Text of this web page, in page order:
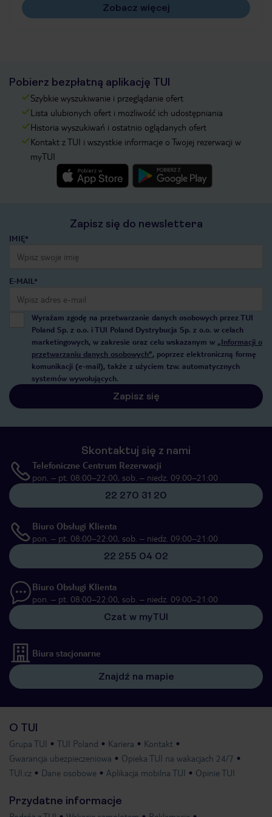
Zobacz więcej
Pobierz bezpłatną aplikację TUI
Szybkie wyszukiwanie i przeglądanie ofert
Lista ulubionych ofert i możliwość ich udostępniania
Historia wyszukiwań i ostatnio oglądanych ofert
Kontakt z TUI i wszystkie informacje o Twojej rezerwacji w
myTUI
Zapisz się do newslettera
IMIĘ*
E-MAIL*
Wyrażam zgodę na przetwarzanie danych osobowych przez TUI
Poland Sp. z o.o. i TUI Poland Dystrybucja Sp. z o.o. w celach
marketingowych, w zakresie oraz celu wskazanym w „Informacji o
przetwarzaniu danych osobowych”, poprzez elektroniczną formę
komunikacji (e-mail), także z użyciem tzw. automatycznych
systemów wywołujących.
Zapisz się
Skontaktuj się z nami
Telefoniczne Centrum Rezerwacji
pon. – pt. 08:00–22:00, sob. – niedz. 09:00–21:00
22 270 31 20
Biuro Obsługi Klienta
pon. – pt. 08:00–22:00, sob. – niedz. 09:00–21:00
22 255 04 02
Biuro Obsługi Klienta
pon. – pt. 08:00–22:00, sob. – niedz. 09:00–21:00
Czat w myTUI
Biura stacjonarne
Znajdź na mapie
O TUI
Grupa TUI TUI Poland Kariera
Kontakt
Gwarancja ubezpieczeniowa
Opieka TUI na wakacjach 24/7
TUI.cz
Dane osobowe Aplikacja mobilna TUI Opinie TUI
Przydatne informacje